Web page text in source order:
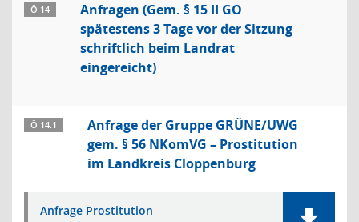
Ö 14
Anfragen (Gem. § 15 II GO
spätestens 3 Tage vor der Sitzung
schriftlich beim Landrat
eingereicht)
Ö 14.1
Anfrage der Gruppe GRÜNE/UWG
gem. § 56 NKomVG – Prostitution
im Landkreis Cloppenburg
Anfrage Prostitution